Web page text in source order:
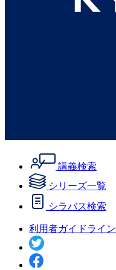
講義検索
シリーズ一覧
シラバス検索
利用者ガイドライン